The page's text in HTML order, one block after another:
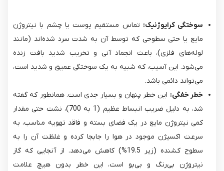
سوختگی کرایوژنیک: تماس مستقیم پوست یا چشم با نیتروژن
مایع یا حتی سطوحی که توسط آن به شدت سرد شده‌اند (مانند
لوله‌های فلزی)، باعث انجماد آنی و تخریب شدید بافت زنده
می‌شود. این آسیب، که شبیه به یک سوختگی عمیق و شدید است،
می‌تواند دائمی باشد.
خطر خفگی: این خطر پنهان و بسیار جدی است. همانطور که گفته
شد، به دلیل ضریب انبساط عظیم (1 به 700)، نشت حتی مقدار
کمی نیتروژن مایع در یک فضای بسته و فاقد تهویه مناسب، به
سرعت اکسیژن موجود در هوا را جابجا کرده و غلظت آن را به
سطوح کشنده (زیر 19.5%) کاهش می‌دهد. از آنجایی که گاز
نیتروژن بی‌رنگ و بی‌بو است، این خطر بدون هیچ علامت